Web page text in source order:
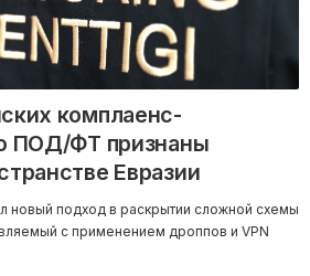
комплаенс-
ПОД/ФТ признаны
Евразии
новый подход в раскрытии сложной схемы
с применением дроппов и VPN